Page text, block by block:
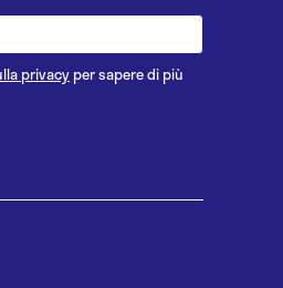
privacy per sapere di più